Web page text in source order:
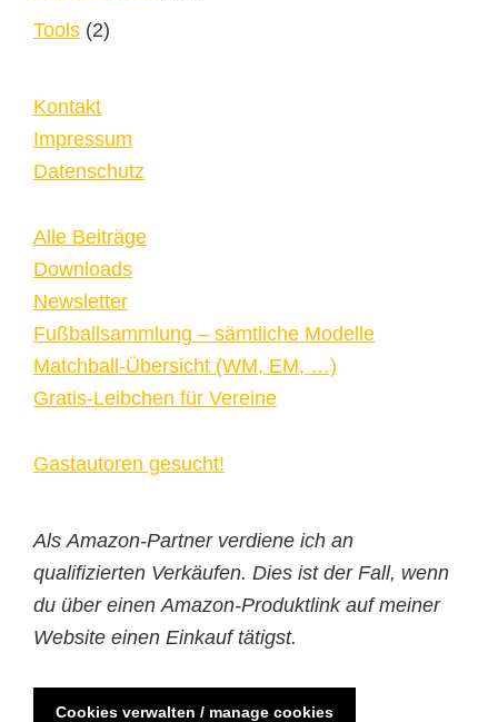
Tools (2)
Kontakt
Impressum
Datenschutz
Alle Beiträge
Downloads
Newsletter
Fußballsammlung – sämtliche Modelle
Matchball-Übersicht (WM, EM, …)
Gratis-Leibchen für Vereine
Gastautoren gesucht!
Als Amazon-Partner verdiene ich an
qualifizierten Verkäufen. Dies ist der Fall, wenn
du über einen Amazon-Produktlink auf meiner
Website einen Einkauf tätigst.
Cookies verwalten / manage cookies